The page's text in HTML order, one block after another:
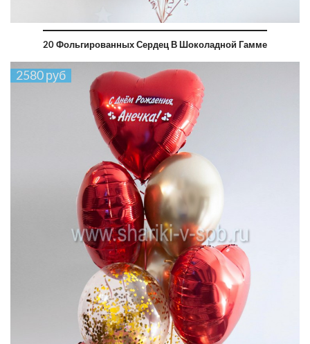
20 Фольгированных Сердец В Шоколадной Гамме
2580 руб